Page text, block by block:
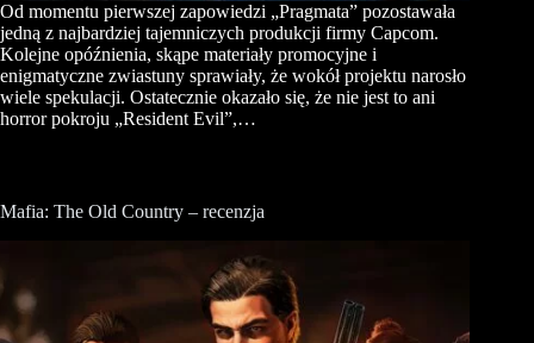
Od momentu pierwszej zapowiedzi „Pragmata” pozostawała
jedną z najbardziej tajemniczych produkcji firmy Capcom.
Kolejne opóźnienia, skąpe materiały promocyjne i
enigmatyczne zwiastuny sprawiały, że wokół projektu narosło
wiele spekulacji. Ostatecznie okazało się, że nie jest to ani
horror pokroju „Resident Evil”,…
Mafia: The Old Country – recenzja